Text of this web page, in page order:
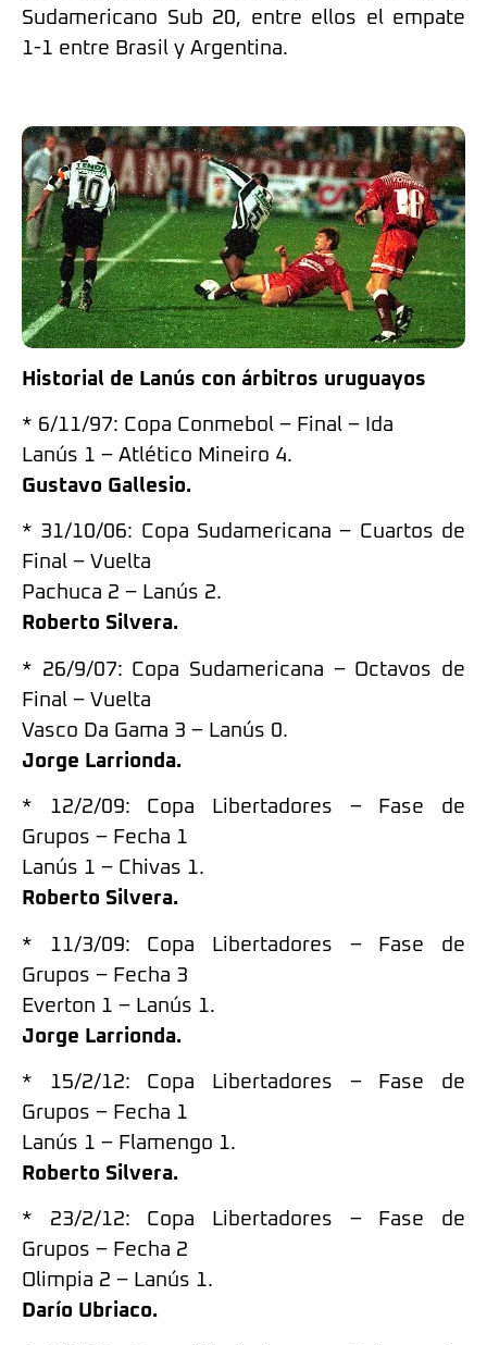
Sudamericano Sub 20, entre ellos el empate
1-1 entre Brasil y Argentina.
Historial de Lanús con árbitros uruguayos
* 6/11/97: Copa Conmebol – Final – Ida
Lanús 1 – Atlético Mineiro 4.
Gustavo Gallesio.
* 31/10/06: Copa Sudamericana – Cuartos de
Final – Vuelta
Pachuca 2 – Lanús 2.
Roberto Silvera.
* 26/9/07: Copa Sudamericana – Octavos de
Final – Vuelta
Vasco Da Gama 3 – Lanús 0.
Jorge Larrionda.
* 12/2/09: Copa Libertadores – Fase de
Grupos – Fecha 1
Lanús 1 – Chivas 1.
Roberto Silvera.
* 11/3/09: Copa Libertadores – Fase de
Grupos – Fecha 3
Everton 1 – Lanús 1.
Jorge Larrionda.
* 15/2/12: Copa Libertadores – Fase de
Grupos – Fecha 1
Lanús 1 – Flamengo 1.
Roberto Silvera.
* 23/2/12: Copa Libertadores – Fase de
Grupos – Fecha 2
Olimpia 2 – Lanús 1.
Darío Ubriaco.